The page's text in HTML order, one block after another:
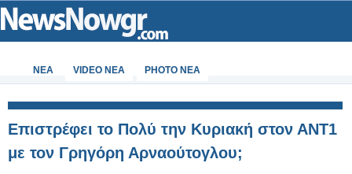
ΝΕΑ VIDEO NEA PHOTO NEA
Επιστρέφει το Πολύ την Κυριακή στον ΑΝΤ1
με τον Γρηγόρη Αρναούτογλου;